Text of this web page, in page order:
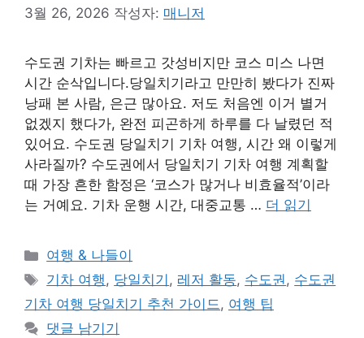
3월 26, 2026 작성자: 매니저
수도권 기차는 빠르고 갓성비지만 코스 미스 나면
시간 순삭입니다.당일치기라고 만만히 봤다가 진짜
낭패 본 사람, 은근 많아요. 저도 처음엔 이거 별거
없겠지 했다가, 완전 피곤하게 하루를 다 날렸던 적
있어요. 수도권 당일치기 기차 여행, 시간 왜 이렇게
사라질까? 수도권에서 당일치기 기차 여행 계획할
때 가장 흔한 함정은 ‘코스가 많거나 비효율적’이라
는 거예요. 기차 운행 시간, 대중교통 … 더 읽기
카
테
리
여행 & 나들이
태
그
기차 여행, 당일치기 , 레저 활동, 수도권, 수도권
기차 여행 당일치기 추천 가이드, 여행 팁
댓글 남기기